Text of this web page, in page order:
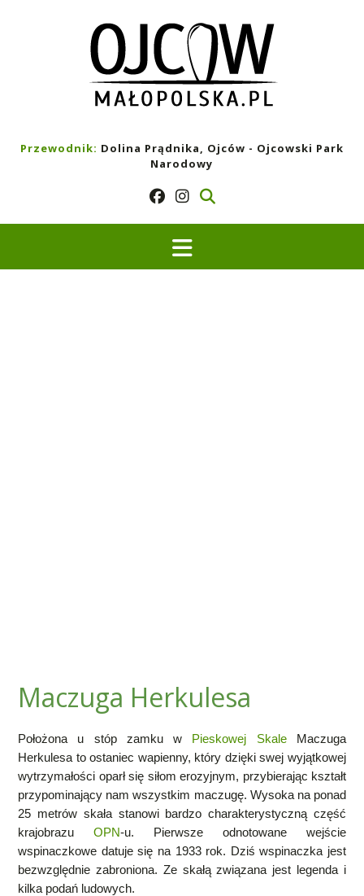
Przewodnik: Dolina Prądnika, Ojców - Ojcowski Park
Narodowy
Maczuga Herkulesa
Położona u stóp zamku w Pieskowej Skale Maczuga
Herkulesa to ostaniec wapienny, który dzięki swej wyjątkowej
wytrzymałości oparł się siłom erozyjnym, przybierając kształt
przypominający nam wszystkim maczugę. Wysoka na ponad
25 metrów skała stanowi bardzo charakterystyczną część
krajobrazu OPN-u. Pierwsze odnotowane wejście
wspinaczkowe datuje się na 1933 rok. Dziś wspinaczka jest
bezwzględnie zabroniona. Ze skałą związana jest legenda i
kilka podań ludowych.